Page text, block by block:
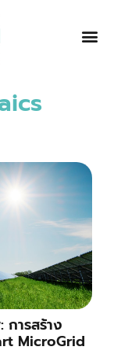
การสร้าง
MicroGrid